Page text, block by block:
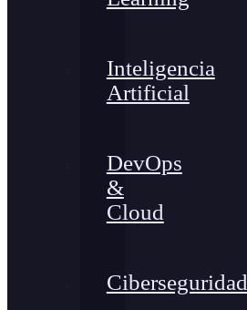
Inteligencia
Artificial
DevOps
&
Cloud
Ciberseguridad